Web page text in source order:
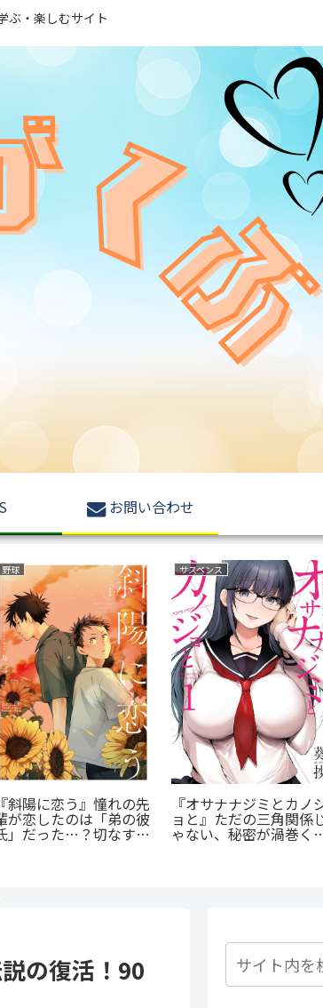
ぶ・楽しむサイト
お問い合わせ
サバイバルホラー
『群脳教室』の魅力を徹
解説！教室が脳だら
？衝撃サスペンスを今
すぐ読むべき5つの理由
ファンタジー
あの感動をもう一度！
『D・N・ANGEL』正統
続編『DDNAngels』の
魅力と謎に迫る完全ガイ
の復活！90